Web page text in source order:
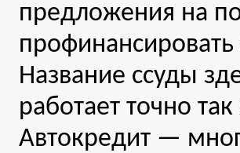
предложения на
профинансировать
Название ссуды
работает точно
Автокредит —